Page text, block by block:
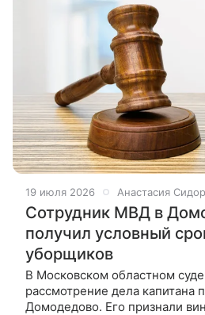
19 июля 2026 Анастасия
Сотрудник МВД в
получил условный
уборщиков
В Московском областном
рассмотрение дела капитана
Домодедово. Его признали